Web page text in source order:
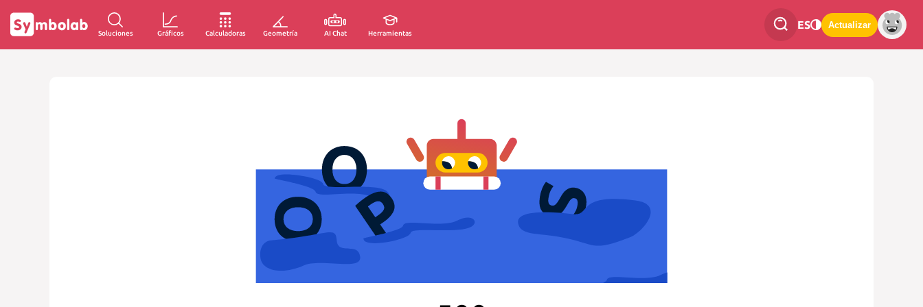
Soluciones Gráficos Calculadoras Geometría AI Chat Herramientas
ES Actualizar